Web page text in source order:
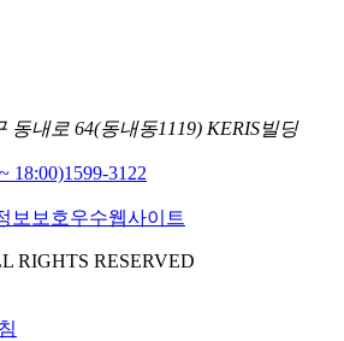
동내로 64(동내동1119) KERIS빌딩
18:00)1599-3122
RIGHTS RESERVED